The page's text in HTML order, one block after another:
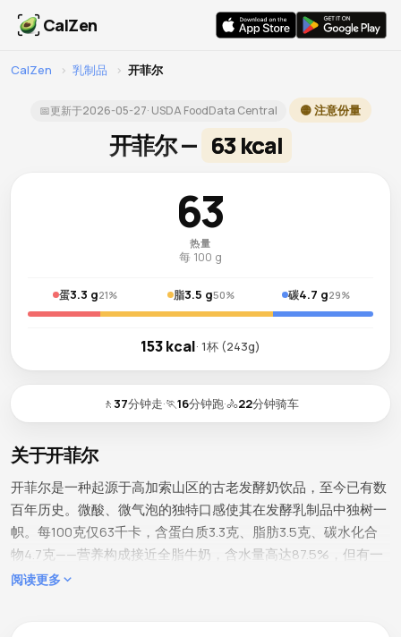
CalZen
CalZen › 乳制品 › 开菲尔
📅更新于2026-05-27· USDA FoodData Central 🟡 注意份量
开菲尔 — 63 kcal
63
热量
每 100 g
蛋3.3 g21% 脂3.5 g50% 碳4.7 g29%
153 kcal· 1杯 (243g)
🚶 37分钟走·🏃16分钟跑·🚴22分钟骑车
关于开菲尔
开菲尔是一种起源于高加索山区的古老发酵奶饮品，至今已有数
百年历史。微酸、微气泡的独特口感使其在发酵乳制品中独树一
帜。每100克仅63千卡，含蛋白质3.3克、脂肪3.5克、碳水化合
物4.7克——营养构成接近全脂牛奶，含水量高达87.5%，但有一
个根本区别：开菲尔含有数十种不同的益生菌和酵母菌株，微生
阅读更多